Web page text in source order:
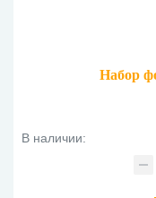
Набор
В наличии: